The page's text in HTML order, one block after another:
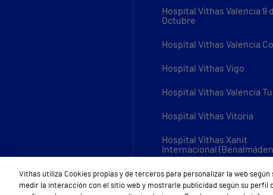
Hospital Vithas Valencia 9
Octubre
Hospital Vithas Valencia
Hospital Vithas Vigo
Hospital Vithas Valencia
Hospital Vithas Vitoria
Hospital Vithas Xanit
Internacional
Todos los centros Vithas
Vithas utiliza Cookies propias y de terceros para personalizar la web
medir la interacción con el sitio web y mostrarle publicidad según su perfil